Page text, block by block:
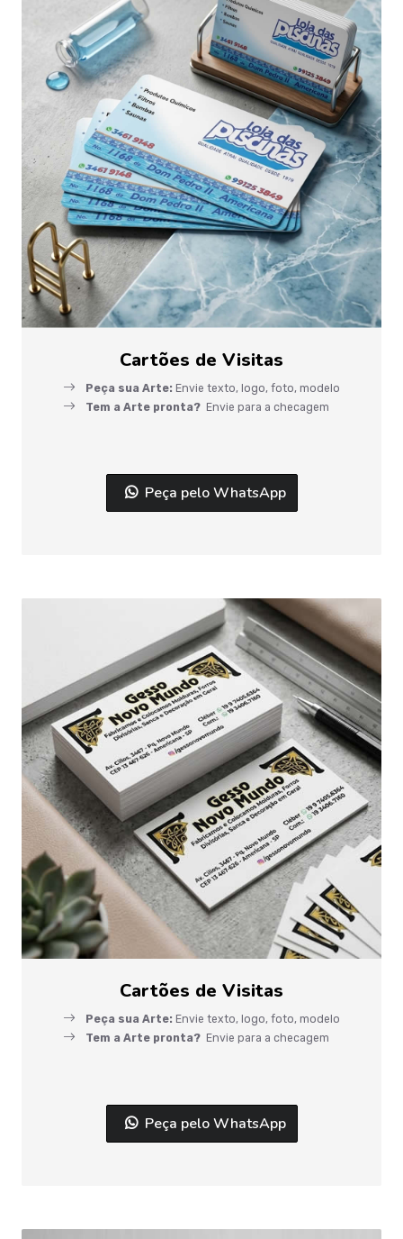
Cartões de Visitas
Peça sua Arte: Envie texto, logo, foto, modelo
Tem a Arte pronta? Envie para a checagem
Peça pelo WhatsApp
Cartões de Visitas
Peça sua Arte: Envie texto, logo, foto, modelo
Tem a Arte pronta? Envie para a checagem
Peça pelo WhatsApp